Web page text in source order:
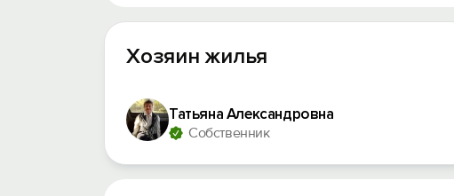
Хозяин жилья
Татьяна Александровна
Собственник